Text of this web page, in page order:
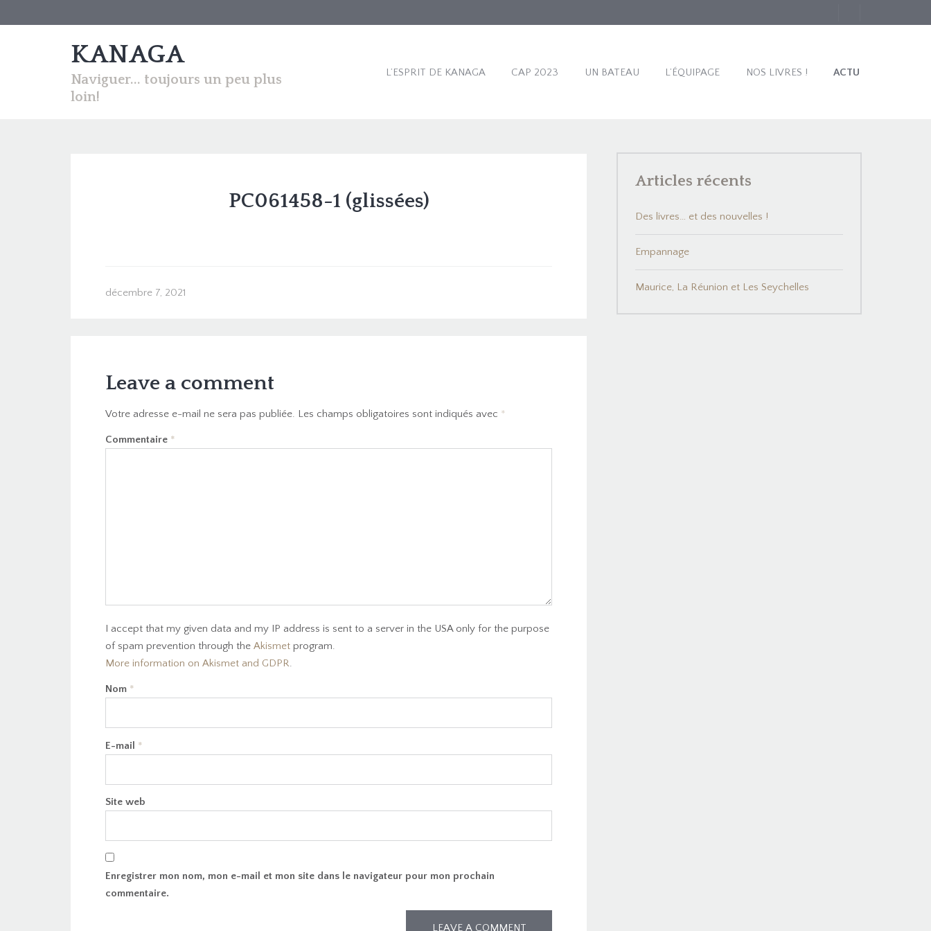
KANAGA
Naviguer... toujours un peu plus
loin!
L’ESPRIT DE KANAGA CAP 2023 UN BATEAU L’ÉQUIPAGE NOS LIVRES ! ACTU
PC061458-1 (glissées)
décembre 7, 2021
Leave a comment
Votre adresse e-mail ne sera pas publiée. Les champs obligatoires sont indiqués avec *
Commentaire *
I accept that my given data and my IP address is sent to a server in the USA only for the purpose
of spam prevention through the Akismet program.
More information on Akismet and GDPR.
Nom *
E-mail *
Site web
Enregistrer mon nom, mon e-mail et mon site dans le navigateur pour mon prochain
commentaire.
Articles récents
Des livres… et des nouvelles !
Empannage
Maurice, La Réunion et Les Seychelles